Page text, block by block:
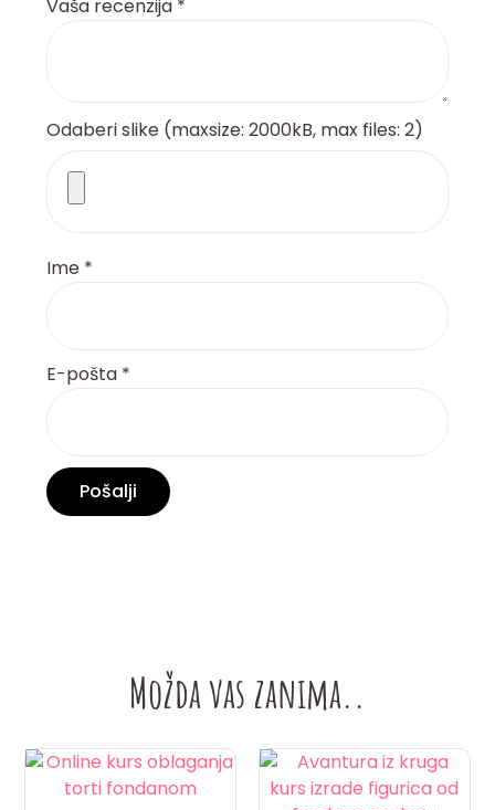
Vaša recenzija *
Odaberi slike (maxsize: 2000kB, max files: 2)
Ime *
E-pošta *
Možda vas zanima..